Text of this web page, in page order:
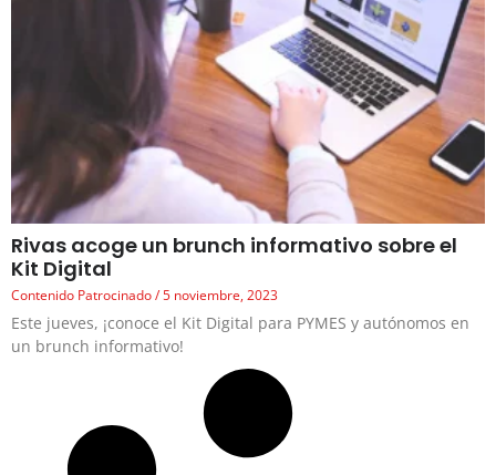
Rivas acoge un brunch informativo sobre el
Kit Digital
Contenido Patrocinado 5 noviembre, 2023
Este jueves, ¡conoce el Kit Digital para PYMES y autónomos en
un brunch informativo!